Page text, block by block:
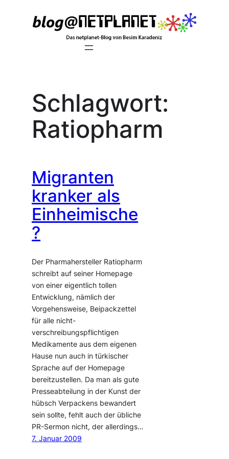
Schlagwort:
Ratiopharm
Migranten
kranker als
Einheimische
?
Der Pharmahersteller Ratiopharm
schreibt auf seiner Homepage
von einer eigentlich tollen
Entwicklung, nämlich der
Vorgehensweise, Beipackzettel
für alle nicht-
verschreibungspflichtigen
Medikamente aus dem eigenen
Hause nun auch in türkischer
Sprache auf der Homepage
bereitzustellen. Da man als gute
Presseabteilung in der Kunst der
hübsch Verpackens bewandert
sein sollte, fehlt auch der übliche
PR-Sermon nicht, der allerdings…
7. Januar 2009